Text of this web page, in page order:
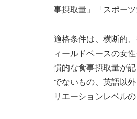
事摂取量」「スポー
適格条件は、横断的
ィールドベースの女
慣的な食事摂取量が
でないもの、英語以
リエーションレベル